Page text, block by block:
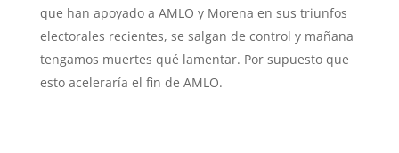
que han apoyado a AMLO y Morena en sus triunfos
electorales recientes, se salgan de control y mañana
tengamos muertes qué lamentar. Por supuesto que
esto aceleraría el fin de AMLO.